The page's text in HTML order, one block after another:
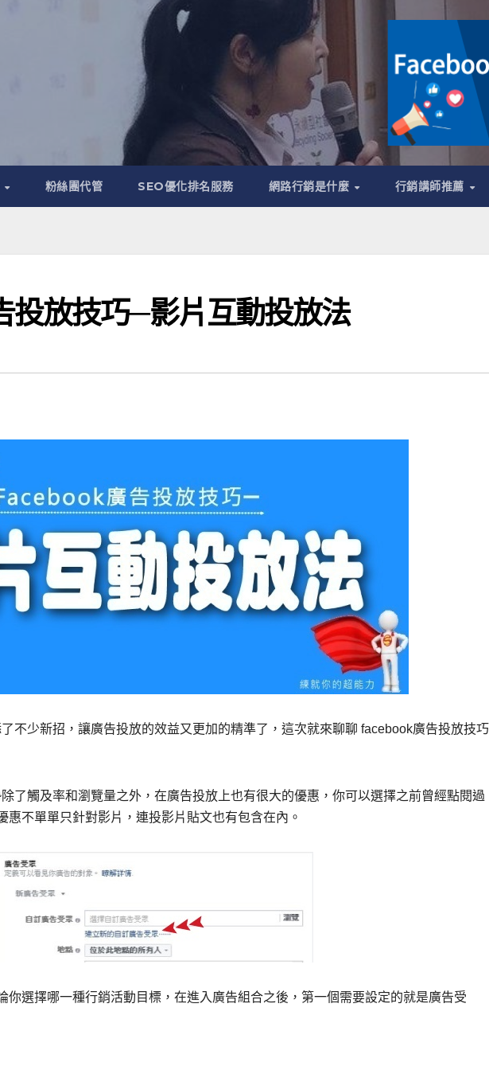
粉絲團代管 SEO優化排名服務 網路行銷是什麼 行銷講師推薦
放技巧─影片互動投放法
不少新招，讓廣告投放的效益又更加的精準了，這次就來聊聊 facebook廣告投放技巧
了觸及率和瀏覽量之外，在廣告投放上也有很大的優惠，你可以選擇之前曾經點閱過
惠不單單只針對影片，連投影片貼文也有包含在內。
你選擇哪一種行銷活動目標，在進入廣告組合之後，第一個需要設定的就是廣告受